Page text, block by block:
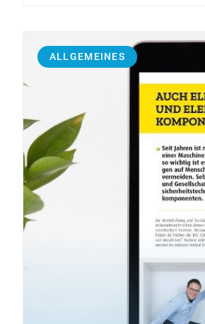
ALLGEMEINES